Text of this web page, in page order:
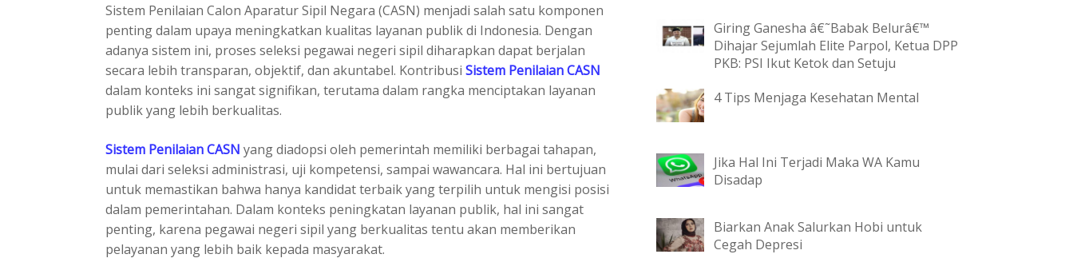
Sistem Penilaian Calon Aparatur Sipil Negara (CASN) menjadi salah satu komponen
penting dalam upaya meningkatkan kualitas layanan publik di Indonesia. Dengan
adanya sistem ini, proses seleksi pegawai negeri sipil diharapkan dapat berjalan
secara lebih transparan, objektif, dan akuntabel. Kontribusi Sistem Penilaian CASN
dalam konteks ini sangat signifikan, terutama dalam rangka menciptakan layanan
publik yang lebih berkualitas.
Sistem Penilaian CASN yang diadopsi oleh pemerintah memiliki berbagai tahapan,
mulai dari seleksi administrasi, uji kompetensi, sampai wawancara. Hal ini bertujuan
untuk memastikan bahwa hanya kandidat terbaik yang terpilih untuk mengisi posisi
dalam pemerintahan. Dalam konteks peningkatan layanan publik, hal ini sangat
penting, karena pegawai negeri sipil yang berkualitas tentu akan memberikan
pelayanan yang lebih baik kepada masyarakat.
Giring Ganesha â€˜Babak Belurâ€™
Dihajar Sejumlah Elite Parpol, Ketua DPP
PKB: PSI Ikut Ketok dan Setuju
4 Tips Menjaga Kesehatan Mental
Jika Hal Ini Terjadi Maka WA Kamu
Disadap
Biarkan Anak Salurkan Hobi untuk
Cegah Depresi